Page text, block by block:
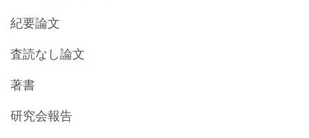
紀要論文
査読なし論文
著書
研究会報告